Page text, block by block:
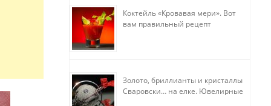
Коктейль «Кровавая мери». Вот
вам правильный рецепт
Золото, бриллианты и кристаллы
Сваровски… на елке. Ювелирные